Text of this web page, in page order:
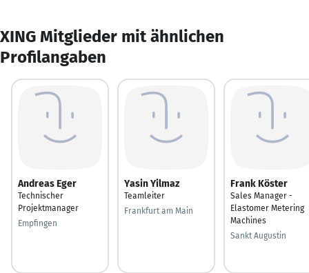
XING Mitglieder mit ähnlichen
Profilangaben
Andreas Eger
Technischer
Projektmanager
Empfingen
Yasin Yilmaz
Teamleiter
Frankfurt am Main
Frank Köster
Sales Manager -
Elastomer Metering
Machines
Sankt Augustin